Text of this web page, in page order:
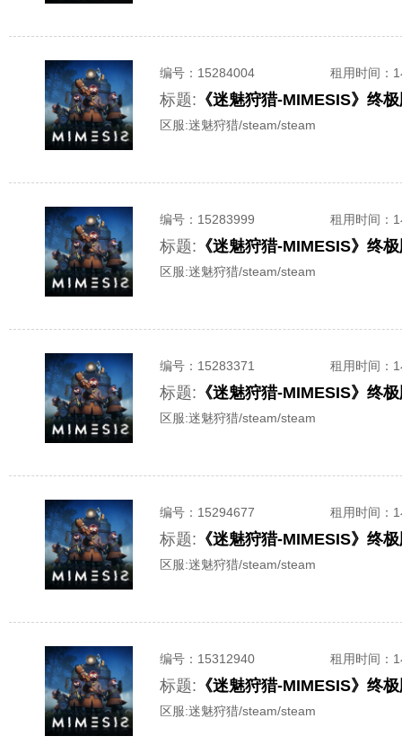
编号： 15284004 租用时间 ：
标题:
区服:迷魅狩猎/steam/steam
编号： 15283999 租用时间 ：
标题:
区服:迷魅狩猎/steam/steam
编号： 15283371 租用时间 ：
标题: 《迷魅狩猎-MIMESIS》终
区服:迷魅狩猎/steam/steam
编号： 15294677 租用时间 ：
标题: 《迷魅狩猎-MIMESIS》终
区服:迷魅狩猎/steam/steam
编号： 15312940 租用时间 ：
标题: 《迷魅狩猎-MIMESIS》终
区服:迷魅狩猎/steam/steam